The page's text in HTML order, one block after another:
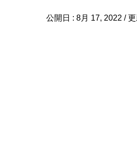
公開日 : 8月 17, 2022 /